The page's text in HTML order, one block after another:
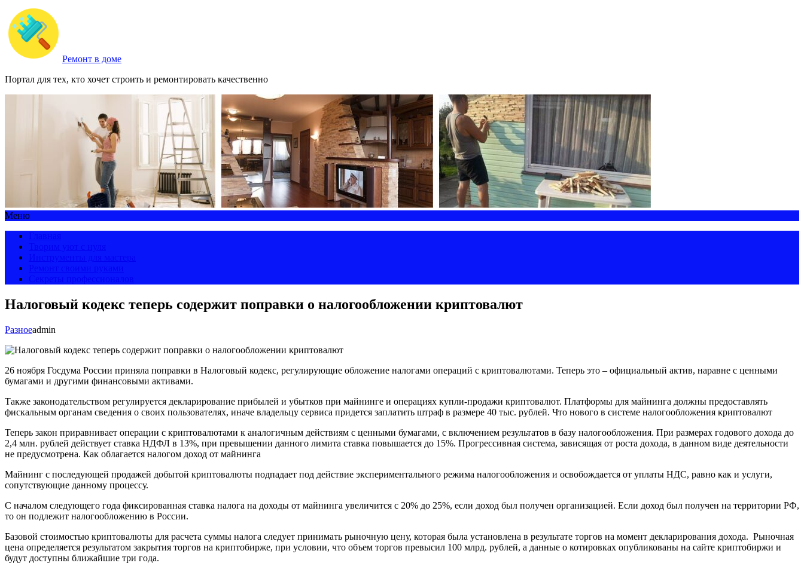
Ремонт в доме
Портал для тех, кто хочет строить и ремонтировать качественно
Меню
Налоговый кодекс теперь содержит поправки о налогообложении криптовалют
Разноеadmin
26 ноября Госдума России приняла поправки в Налоговый кодекс, регулирующие обложение налогами операций с криптовалютами. Теперь это – официальный актив, наравне с ценными
бумагами и другими финансовыми активами.
Также законодательством регулируется декларирование прибылей и убытков при майнинге и операциях купли-продажи криптовалют. Платформы для майнинга должны предоставлять
фискальным органам сведения о своих пользователях, иначе владельцу сервиса придется заплатить штраф в размере 40 тыс. рублей. Что нового в системе налогообложения криптовалют
Теперь закон приравнивает операции с криптовалютами к аналогичным действиям с ценными бумагами, с включением результатов в базу налогообложения. При размерах годового дохода до
2,4 млн. рублей действует ставка НДФЛ в 13%, при превышении данного лимита ставка повышается до 15%. Прогрессивная система, зависящая от роста дохода, в данном виде деятельности
не предусмотрена. Как облагается налогом доход от майнинга
Майнинг с последующей продажей добытой криптовалюты подпадает под действие экспериментального режима налогообложения и освобождается от уплаты НДС, равно как и услуги,
сопутствующие данному процессу.
С началом следующего года фиксированная ставка налога на доходы от майнинга увеличится с 20% до 25%, если доход был получен организацией. Если доход был получен на территории РФ,
то он подлежит налогообложению в России.
Базовой стоимостью криптовалюты для расчета суммы налога следует принимать рыночную цену, которая была установлена в результате торгов на момент декларирования дохода. Рыночная
цена определяется результатом закрытия торгов на криптобирже, при условии, что объем торгов превысил 100 млрд. рублей, а данные о котировках опубликованы на сайте криптобиржи и
будут доступны ближайшие три года.